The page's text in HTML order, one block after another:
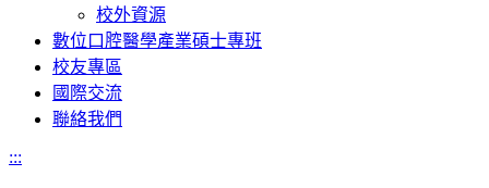
校外資源
數位口腔醫學產業碩士專班
校友專區
國際交流
聯絡我們
:::